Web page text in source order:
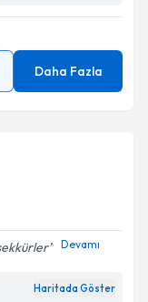
Daha Fazla
Devamı
Haritada Göster